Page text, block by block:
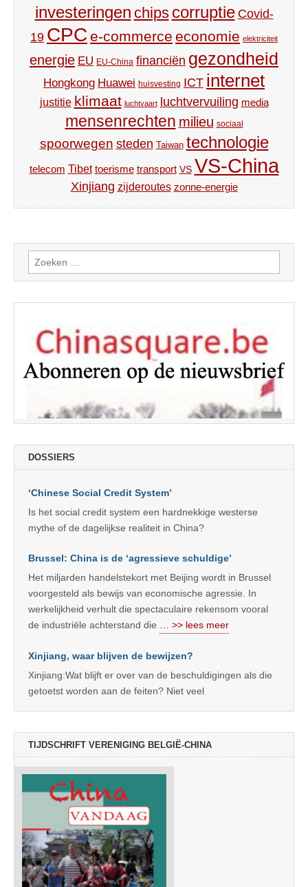
investeringen chips corruptie Covid-
19 CPC e-commerce economie elektriciteit
energie EU EU-China financiën gezondheid
Hongkong Huawei huisvesting ICT internet
justitie klimaat luchtvaart luchtvervuiling media
mensenrechten milieu sociaal
spoorwegen steden Taiwan technologie
telecom Tibet toerisme transport VS VS-China
Xinjiang zijderoutes zonne-energie
Zoeken
naar:
DOSSIERS
‘Chinese Social Credit System’
Is het social credit system een hardnekkige westerse
mythe of de dagelijkse realiteit in China?
Brussel: China is de ‘agressieve schuldige’
Het miljarden handelstekort met Beijing wordt in Brussel
voorgesteld als bewijs van economische agressie. In
werkelijkheid verhult die spectaculaire rekensom vooral
de industriële achterstand die
… >> lees meer
Xinjiang, waar blijven de bewijzen?
Xinjiang:Wat blijft er over van de beschuldigingen als die
getoetst worden aan de feiten? Niet veel
TIJDSCHRIFT VERENIGING BELGIË-CHINA